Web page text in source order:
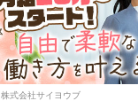
株式会社サイヨウブ